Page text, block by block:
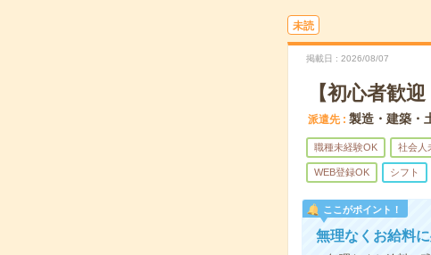
未読
掲載日 2026/08/07
【初心者歓
派遣先 製造・建築・
職種未経験OK 社会人
WEB登録OK シフト
ここがポイント！
無理なくお給料